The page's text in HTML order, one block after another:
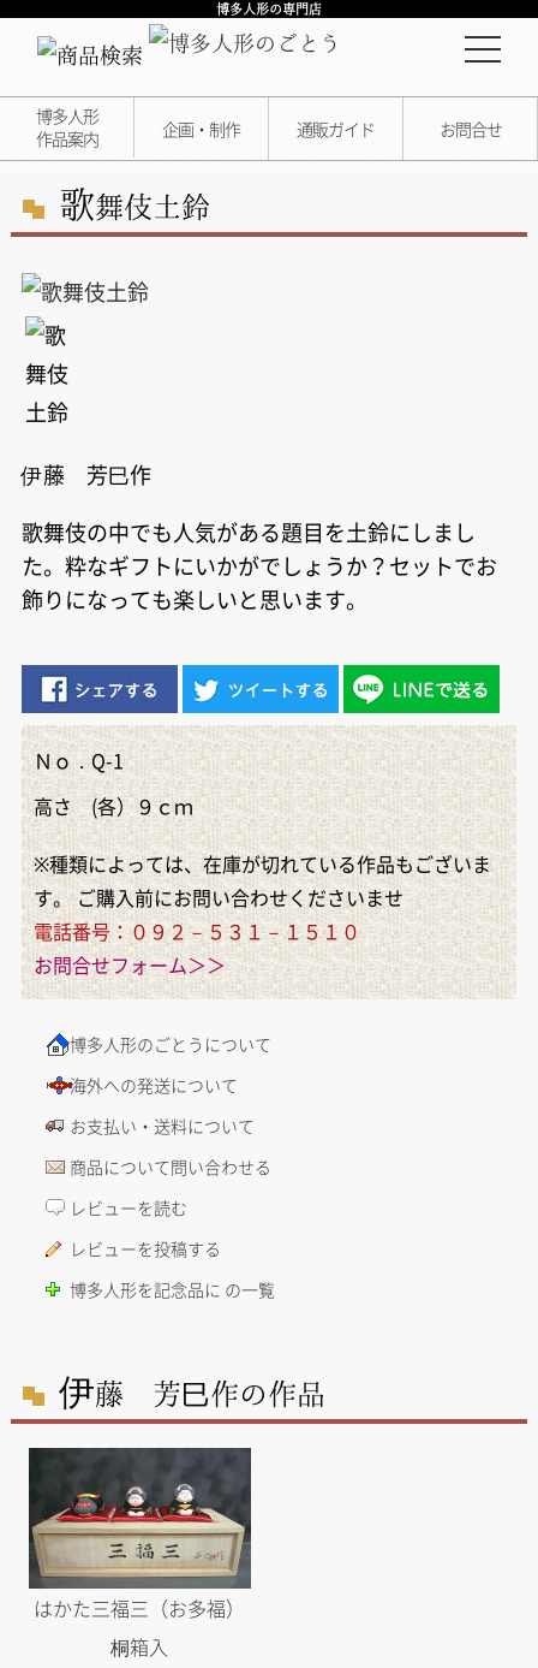
博多人形の専門店
博多人形
作品案内
企画・制作 通販ガイド お問合せ
歌舞伎土鈴
伊藤 芳巳作
歌舞伎の中でも人気がある題目を土鈴にしまし
た。粋なギフトにいかがでしょうか？セットでお
飾りになっても楽しいと思います。
Ｎｏ．Q-1
高さ (各）９ｃｍ
※種類によっては、在庫が切れている作品もございま
す。ご購入前にお問い合わせくださいませ
電話番号：０９２－５３１－１５１０
お問合せフォーム＞＞
博多人形のごとうについて
海外への発送について
お支払い・送料について
商品について問い合わせる
レビューを読む
レビューを投稿する
博多人形を記念品に の一覧
伊藤 芳巳作の作品
はかた三福三（お多福）
桐箱入